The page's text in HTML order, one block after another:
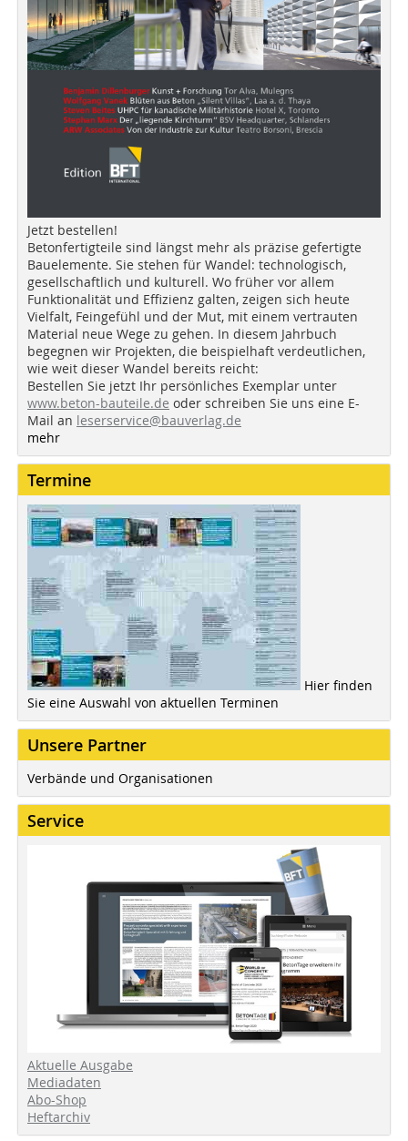
Jetzt bestellen!
Betonfertigteile sind längst mehr als präzise gefertigte
Bauelemente. Sie stehen für Wandel: technologisch,
gesellschaftlich und kulturell. Wo früher vor allem
Funktionalität und Effizienz galten, zeigen sich heute
Vielfalt, Feingefühl und der Mut, mit einem vertrauten
Material neue Wege zu gehen. In diesem Jahrbuch
begegnen wir Projekten, die beispielhaft verdeutlichen,
wie weit dieser Wandel bereits reicht:
Bestellen Sie jetzt Ihr persönliches Exemplar unter
www.beton-bauteile.de oder schreiben Sie uns eine E-
Mail an leserservice@bauverlag.de
mehr
Termine
Hier finden
Sie eine Auswahl von aktuellen Terminen
Unsere Partner
Verbände und Organisationen
Service
Aktuelle Ausgabe
Mediadaten
Abo-Shop
Heftarchiv